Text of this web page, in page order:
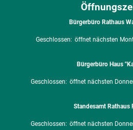
Bürgerbüro Rathaus
Klicken, um weitere Öffnungs- oder
Geschlossen: öffnet nächsten
Bürgerbüro Haus
Klicken, um weitere Öffnungs- oder
Geschlossen: öffnet nächsten
Standesamt Rathaus
Klicken, um weitere Öffnungs- oder
Geschlossen: öffnet nächsten